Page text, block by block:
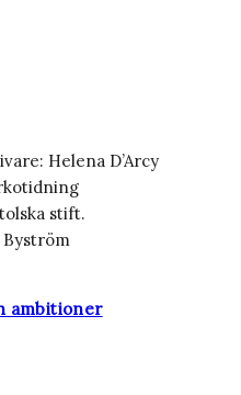
Helena D’Arcy
stift.
ambitioner